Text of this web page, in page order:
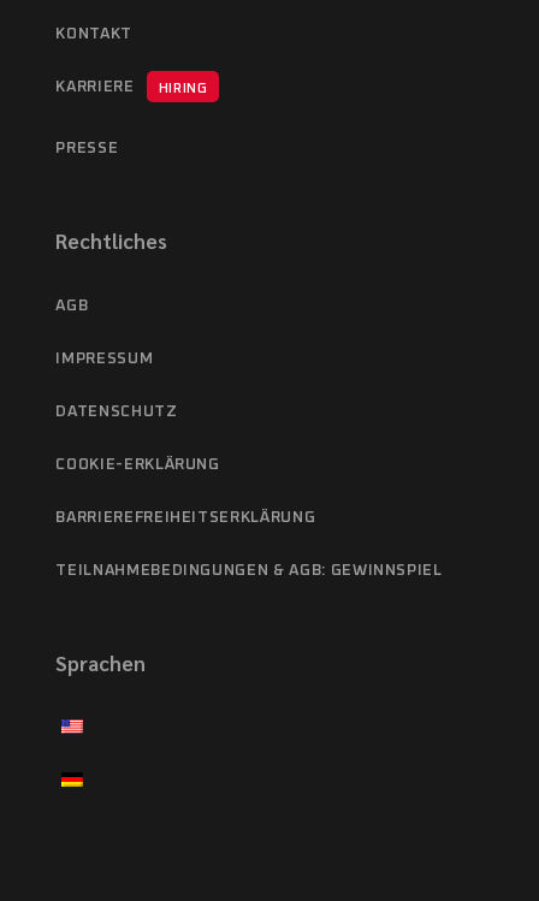
KONTAKT
KARRIERE HIRING
PRESSE
Rechtliches
AGB
IMPRESSUM
DATENSCHUTZ
COOKIE-ERKLÄRUNG
BARRIEREFREIHEITSERKLÄRUNG
TEILNAHMEBEDINGUNGEN & AGB: GEWINNSPIEL
Sprachen